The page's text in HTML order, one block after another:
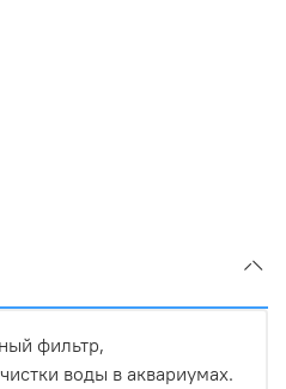
фильтр,
воды в аквариумах.